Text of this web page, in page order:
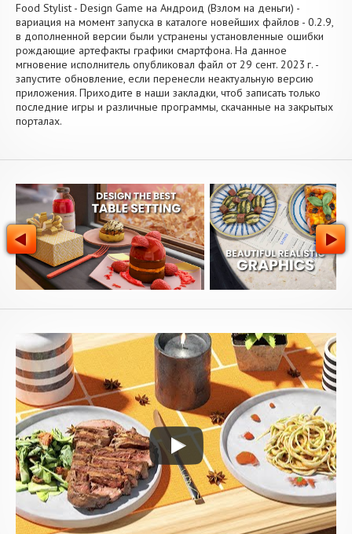
Food Stylist - Design Game на Андроид (Взлом на деньги) -
вариация на момент запуска в каталоге новейших файлов - 0.2.9,
в дополненной версии были устранены установленные ошибки
рождающие артефакты графики смартфона. На данное
мгновение исполнитель опубликовал файл от 29 сент. 2023 г. -
запустите обновление, если перенесли неактуальную версию
приложения. Приходите в наши закладки, чтоб записать только
последние игры и различные программы, скачанные на закрытых
порталах.